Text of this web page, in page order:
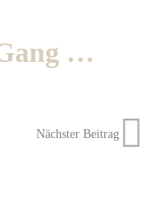
…
Nächster Beitrag